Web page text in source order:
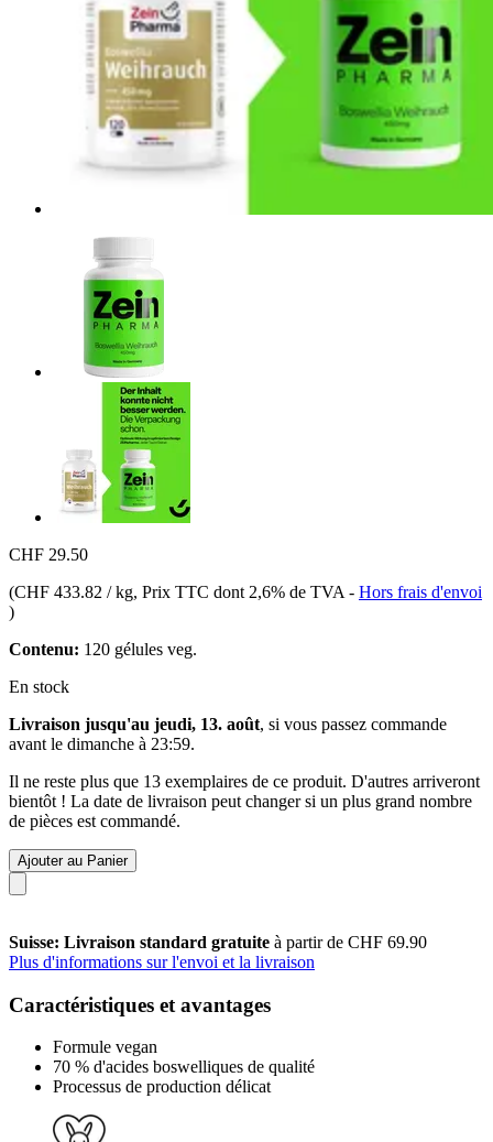
CHF 29.50
(CHF 433.82 / kg, Prix TTC dont 2,6% de TVA - Hors frais d'envoi
)
Contenu: 120 gélules veg.
En stock
Livraison jusqu'au jeudi, 13. août, si vous passez commande
avant le dimanche à 23:59.
Il ne reste plus que 13 exemplaires de ce produit. D'autres arriveront
bientôt ! La date de livraison peut changer si un plus grand nombre
de pièces est commandé.
Ajouter au Panier
Suisse: Livraison standard gratuite à partir de CHF 69.90
Plus d'informations sur l'envoi et la livraison
Caractéristiques et avantages
Formule vegan
70 % d'acides boswelliques de qualité
Processus de production délicat